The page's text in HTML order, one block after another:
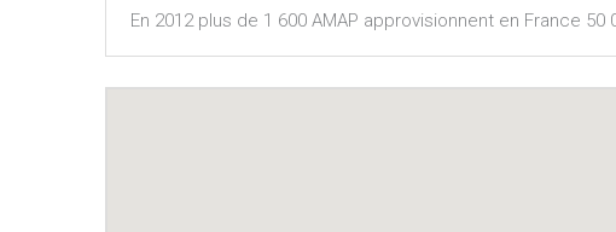
En 2012 plus de 1 600 AMAP approvisionnent en France